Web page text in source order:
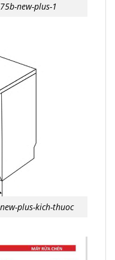
new-plus-1
plus-kich-thuoc